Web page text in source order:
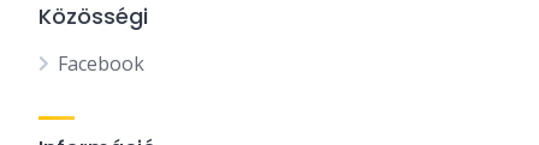
Közösségi
Facebook